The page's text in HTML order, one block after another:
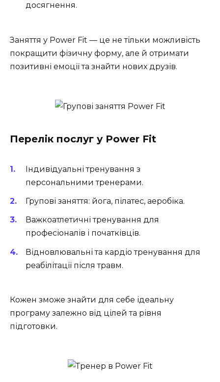
досягнення.
Заняття у Power Fit — це не тільки можливість
покращити фізичну форму, але й отримати
позитивні емоції та знайти нових друзів.
Перелік послуг у Power Fit
Індивідуальні тренування з
персональними тренерами.
Групові заняття: йога, пілатес, аеробіка.
Важкоатлетичні тренування для
професіоналів і початківців.
Відновлювальні та кардіо тренування для
реабілітації після травм.
Кожен зможе знайти для себе ідеальну
програму залежно від цілей та рівня
підготовки.